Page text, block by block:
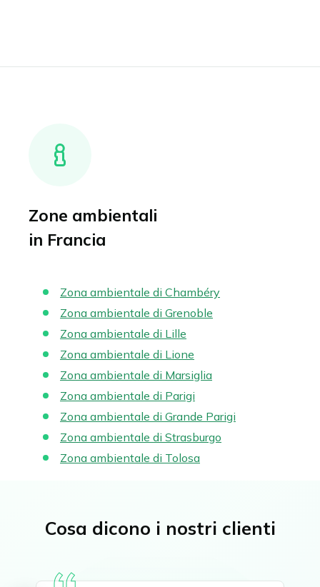
Zone ambientali
in Francia
Zona ambientale di Chambéry
Zona ambientale di Grenoble
Zona ambientale di Lille
Zona ambientale di Lione
Zona ambientale di Marsiglia
Zona ambientale di Parigi
Zona ambientale di Grande Parigi
Zona ambientale di Strasburgo
Zona ambientale di Tolosa
Cosa dicono i nostri clienti